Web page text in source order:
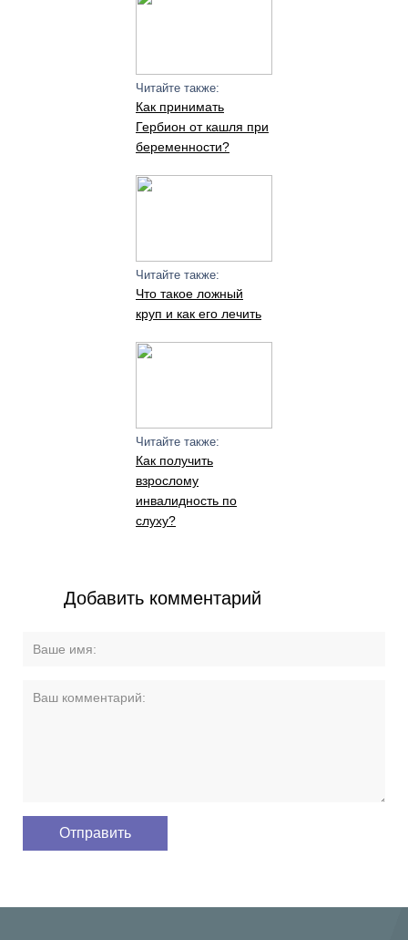
Читайте также:
Как принимать
Гербион от кашля при
беременности?
Читайте также:
Что такое ложный
круп и как его лечить
Читайте также:
Как получить
взрослому
инвалидность по
слуху?
Добавить комментарий